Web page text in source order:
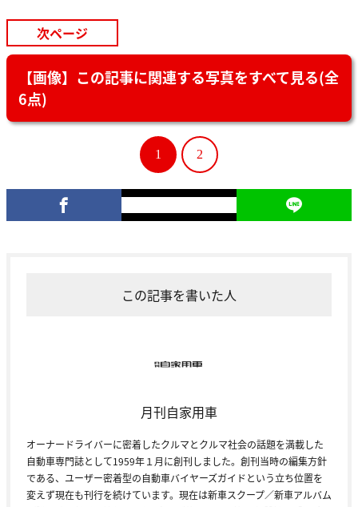
次ページ
【画像】この記事に関連する写真をすべて見る(全
6点)
1 2
この記事を書いた人
月刊自家用車
オーナードライバーに密着したクルマとクルマ社会の話題を満載した
自動車専門誌として1959年１月に創刊しました。創刊当時の編集方針
である、ユーザー密着型の自動車バイヤーズガイドという立ち位置を
変えず現在も刊行を続けています。現在は新車スクープ／新車アルバム